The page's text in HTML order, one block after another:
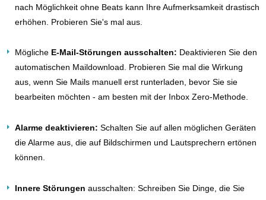
nach Möglichkeit ohne Beats kann Ihre Aufmerksamkeit drastisch
erhöhen. Probieren Sie's mal aus.
Mögliche E-Mail-Störungen ausschalten: Deaktivieren Sie den
automatischen Maildownload. Probieren Sie mal die Wirkung
aus, wenn Sie Mails manuell erst runterladen, bevor Sie sie
bearbeiten möchten - am besten mit der Inbox Zero-Methode.
Alarme deaktivieren: Schalten Sie auf allen möglichen Geräten
die Alarme aus, die auf Bildschirmen und Lautsprechern ertönen
können.
Innere Störungen ausschalten: Schreiben Sie Dinge, die Sie